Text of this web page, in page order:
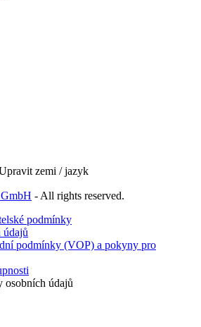
zemi / jazyk
- All rights reserved.
podmínky
údajů
podmínky (VOP) a pokyny pro
osobních údajů